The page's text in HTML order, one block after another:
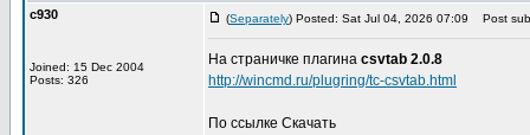
c930
Joined: 15 Dec 2004
Posts: 326
(Separately) Posted: Sat Jul 04, 2026 07:09 Post
На страничке плагина csvtab 2.0.8
http://wincmd.ru/plugring/tc-csvtab.html
По ссылке Скачать